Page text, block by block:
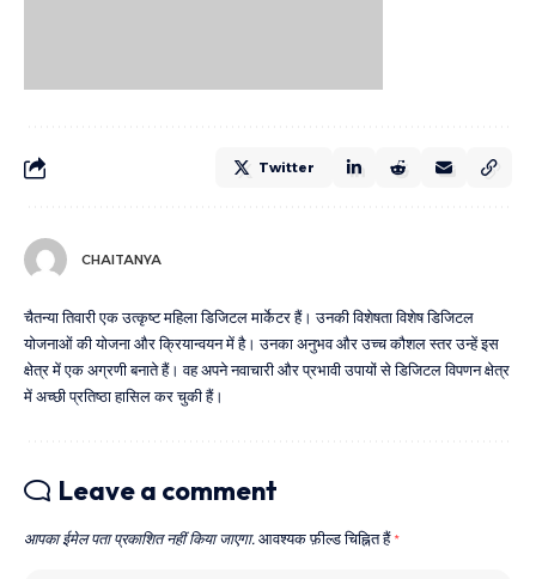
Twitter
CHAITANYA
चैतन्या तिवारी एक उत्कृष्ट महिला डिजिटल मार्केटर हैं। उनकी विशेषता विशेष डिजिटल
योजनाओं की योजना और क्रियान्वयन में है। उनका अनुभव और उच्च कौशल स्तर उन्हें इस
क्षेत्र में एक अग्रणी बनाते हैं। वह अपने नवाचारी और प्रभावी उपायों से डिजिटल विपणन क्षेत्र
में अच्छी प्रतिष्ठा हासिल कर चुकी हैं।
Leave a comment
आपका ईमेल पता प्रकाशित नहीं किया जाएगा. आवश्यक फ़ील्ड चिह्नित हैं *